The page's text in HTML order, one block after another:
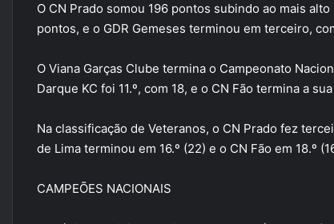
O CN Prado somou 196 pontos subindo ao mais
pontos, e o GDR Gemeses terminou em terceiro,
O Viana Garças Clube termina o Campeonato
Darque KC foi 11.º, com 18, e o CN Fão termina a
Na classificação de Veteranos, o CN Prado fez
de Lima terminou em 16.º (22) e o CN Fão em 18.º
CAMPEÕES NACIONAIS